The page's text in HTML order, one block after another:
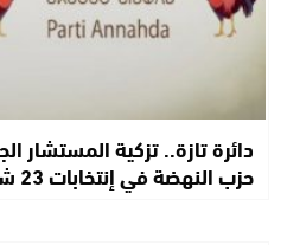
دائرة تازة.. تزكية المستشار
حزب النهضة في إنتخابات 23 شتنبر